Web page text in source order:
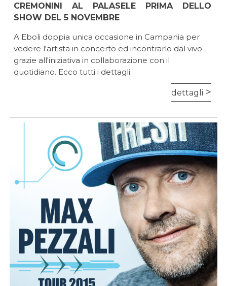
CREMONINI AL PALASELE PRIMA DELLO
SHOW DEL 5 NOVEMBRE
A Eboli doppia unica occasione in Campania per
vedere l'artista in concerto ed incontrarlo dal vivo
grazie all'iniziativa in collaborazione con il
quotidiano. Ecco tutti i dettagli.
dettagli